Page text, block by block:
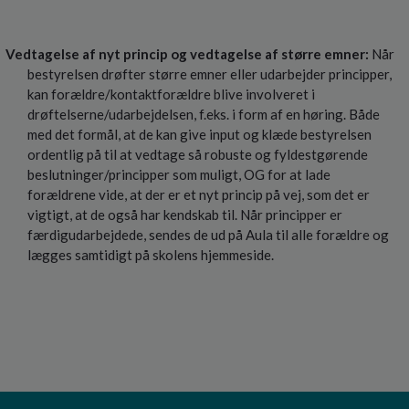
Vedtagelse af nyt princip og vedtagelse af større emner: Når
bestyrelsen drøfter større emner eller udarbejder principper,
kan forældre/kontaktforældre blive involveret i
drøftelserne/udarbejdelsen, f.eks. i form af en høring. Både
med det formål, at de kan give input og klæde bestyrelsen
ordentlig på til at vedtage så robuste og fyldestgørende
beslutninger/principper som muligt, OG for at lade
forældrene vide, at der er et nyt princip på vej, som det er
vigtigt, at de også har kendskab til. Når principper er
færdigudarbejdede, sendes de ud på Aula til alle forældre og
lægges samtidigt på skolens hjemmeside.